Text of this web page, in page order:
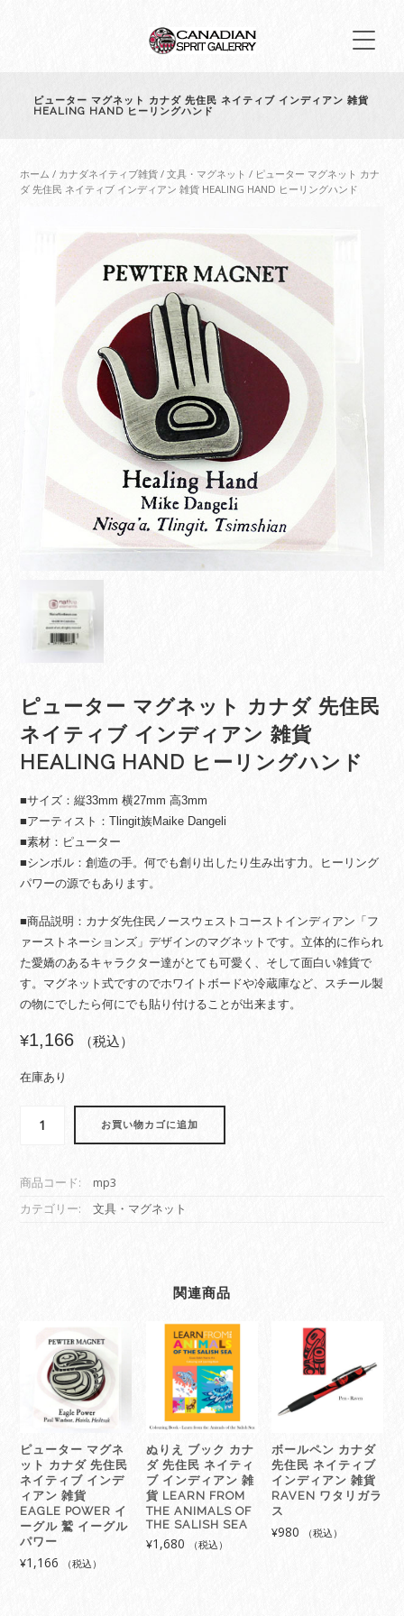
ピューター マグネット カナダ 先住民 ネイティブ インディアン 雑貨
HEALING HAND ヒーリングハンド
ホーム / カナダネイティブ雑貨 /文具・マグネット / ピューター マグネット カナ
ダ 先住民 ネイティブ インディアン 雑貨 HEALING HAND ヒーリングハンド
ピューター マグネット カナダ 先住民
ネイティブ インディアン 雑貨
HEALING HAND ヒーリングハンド
■サイズ：縦33mm 横27mm 高3mm
■アーティスト：Tlingit族Maike Dangeli
■素材：ピューター
■シンボル：創造の手。何でも創り出したり生み出す力。ヒーリング
パワーの源でもあります。
■商品説明：カナダ先住民ノースウェストコーストインディアン「フ
ァーストネーションズ」デザインのマグネットです。立体的に作られ
た愛嬌のあるキャラクター達がとても可愛く、そして面白い雑貨で
す。マグネット式ですのでホワイトボードや冷蔵庫など、スチール製
の物にでしたら何にでも貼り付けることが出来ます。
¥1,166 （税込）
在庫あり
ー
マ
テ
ィ
ブ
イ
ン
デ
ィ
お買い物カゴに追加
商品コード:
mp3
カテゴリー:
文具・マグネット
関連商品
ピューター マグネ
ット カナダ 先住民
ネイティブ インデ
ィアン 雑貨
EAGLE POWER イ
ーグル 鷲 イーグル
パワー
¥1,166 （税込）
ぬりえ ブック カナ
ダ 先住民 ネイティ
ブ インディアン 雑
貨 LEARN FROM
THE ANIMALS OF
THE SALISH SEA
¥1,680 （税込）
ボールペン カナダ
先住民 ネイティブ
インディアン 雑貨
RAVEN ワタリガラ
ス
¥980 （税込）